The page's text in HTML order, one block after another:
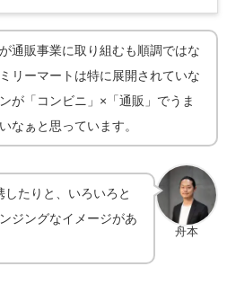
出
通販事業に取り組むも順調ではな
リーマートは特に展開されていな
が「コンビニ」×「通販」でうま
なぁと思っています。
舟本
たりと、いろいろと
ジングなイメージがあ